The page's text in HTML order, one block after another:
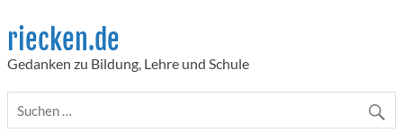
content
riecken.de
Gedanken zu Bildung, Lehre und Schule